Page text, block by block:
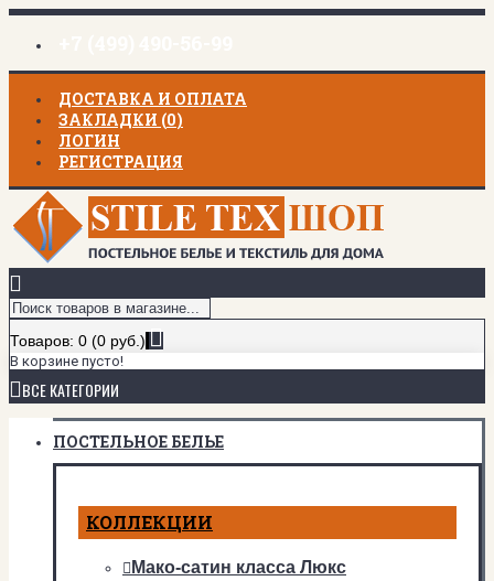
ДОСТАВКА И ОПЛАТА
ЗАКЛАДКИ (0)
ЛОГИН
РЕГИСТРАЦИЯ
Товаров: 0 (0 руб.)
В корзине пусто!
ВСЕ КАТЕГОРИИ
ПОСТЕЛЬНОЕ БЕЛЬЕ
КОЛЛЕКЦИИ
Мако-сатин класса Люкс